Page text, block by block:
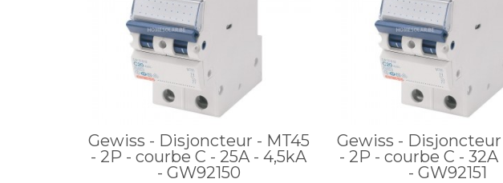
Gewiss - Disjoncteur - MT45
- 2P - courbe C - 25A - 4,5kA
- GW92150
Gewiss - Disjoncteur
- 2P - courbe C - 32A
- GW92151